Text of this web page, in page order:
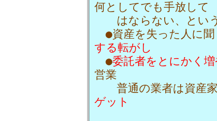
何としてでも手放して
はならない、とい
●資産を失った人に聞
する転がし
●委託者をとにかく
営業
普通の業者は資産家
ゲット